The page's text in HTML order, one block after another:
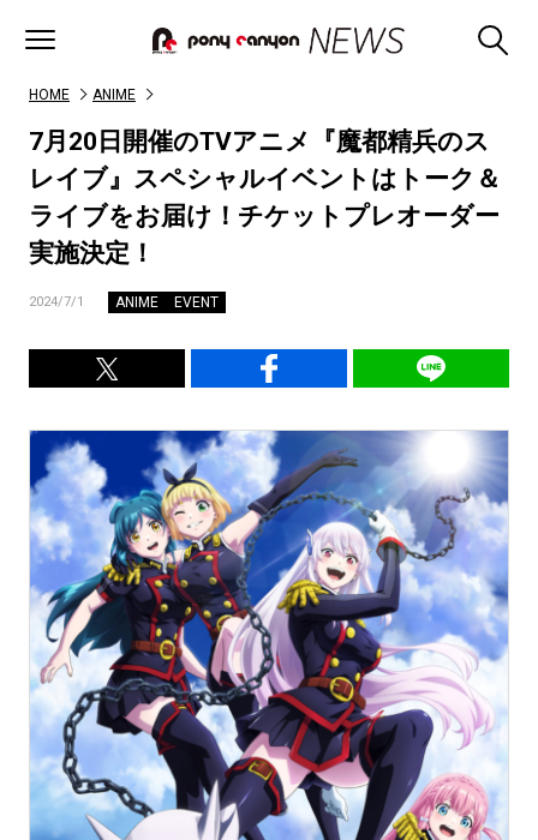
HOME ANIME
7月20日開催のTVアニメ『魔都精兵のス
レイブ』スペシャルイベントはトーク＆
ライブをお届け！チケットプレオーダー
実施決定！
2024/7/1 ANIME EVENT